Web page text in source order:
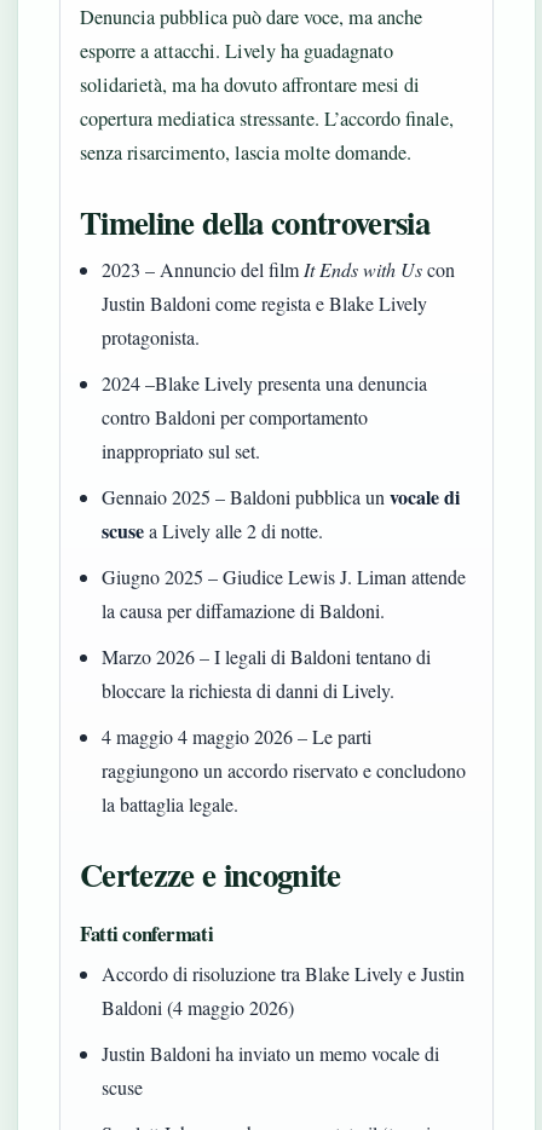
Denuncia pubblica può dare voce, ma anche
esporre a attacchi. Lively ha guadagnato
solidarietà, ma ha dovuto affrontare mesi di
copertura mediatica stressante. L’accordo finale,
senza risarcimento, lascia molte domande.
Timeline della controversia
2023 – Annuncio del film It Ends with Uscon
Justin Baldoni come regista e Blake Lively
protagonista.
2024–Blake Lively presenta una denuncia
contro Baldoni per comportamento
inappropriato sul set.
Gennaio 2025 – Baldoni pubblica unvocale di
scusea Lively alle 2 di notte.
Giugno 2025 – Giudice Lewis J. Liman attende
la causa per diffamazione di Baldoni.
Marzo 2026– I legali di Baldoni tentano di
bloccare la richiesta di danni di Lively.
4 maggio 4 maggio 2026– Le parti
raggiungono un accordo riservato e concludono
la battaglia legale.
Certezze e incognite
Fatti confermati
Accordo di risoluzione tra Blake Lively e Justin
Baldoni (4 maggio 2026)
Justin Baldoni ha inviato un memo vocale di
scuse